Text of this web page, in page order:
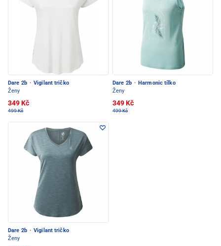
Dare 2b · Vigilant tričko
Ženy
349 Kč
499 Kč
Dare 2b · Harmonic tílko
Ženy
349 Kč
499 Kč
Dare 2b · Vigilant tričko
Ženy